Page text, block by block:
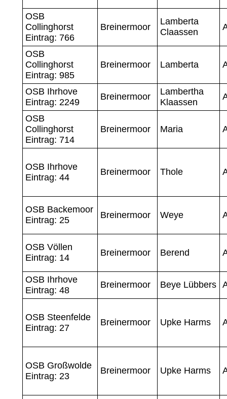
OSB
Collinghorst
Eintrag: 766
Breinermoor
Lamberta
Claassen
OSB
Collinghorst
Eintrag: 985
Breinermoor Lamberta
OSB Ihrhove
Eintrag: 2249
Breinermoor
Lambertha
Klaassen
OSB
Collinghorst
Eintrag: 714
Breinermoor Maria
OSB Ihrhove
Eintrag: 44
Breinermoor Thole
OSB Backemoor
Eintrag: 25
Breinermoor Weye
OSB Völlen
Eintrag: 14
Breinermoor Berend
OSB Ihrhove
Eintrag: 48
Breinermoor Beye Lübbers
OSB Steenfelde
Eintrag: 27
Breinermoor Upke Harms
OSB Großwolde
Eintrag: 23
Breinermoor Upke Harms